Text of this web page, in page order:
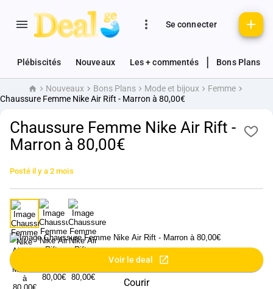
Se connecter
Plébiscités Nouveaux Les + commentés Bons Plans
AccueilNouveaux Bons Plans Mode et bijoux
Femme
Chaussure Femme Nike Air Rift - Marron à 80,00€
Chaussure Femme Nike Air Rift -
Marron à 80,00€
Posté il y a 2 mois
Voir le deal
Courir